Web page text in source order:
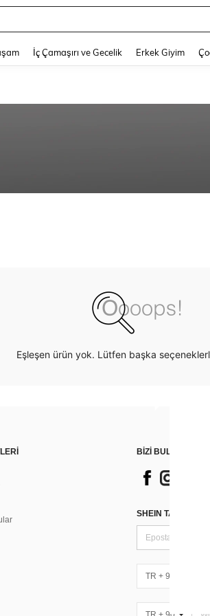
İç Çamaşırı ve Gecelik Erkek Giyim
Eşleşen ürün yok. Lütfen başka
BİZİ BULUN
SHEIN TARZI
TR + 90